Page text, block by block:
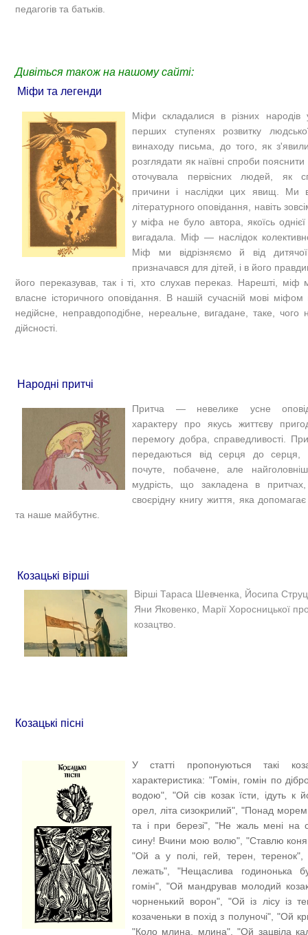
педагогів та батьків.
Дивіться також на нашому сайті:
Міфи та легенди
Міфи складалися в різних
перших ступенях розвитку
винаходу письма, до того, як
розглядати як наївні спроби
оточувала первісних людей, як
причини і наслідки цих явищ. Ми
літературного оповідання, навіть
у міфа не було автора, якоїсь
вигадала. Міф — наслідок
Міф ми відрізняємо й від
призначався для дітей, і в його
його переказував, так і ті, хто слухав переказ. Нарешті, міф
власне історичного оповідання. В нашій сучасній мові
недійсне, неправдоподібне, нереальне, вигадане, таке, чого
дійсності.
Народні притчі
Притча — невелике усне
характеру про якусь життєву
перемогу добра, cправедливості.
передаються від серця до серця,
почуте, побачене, але
мудрість, що закладена в
своєрідну книгу життя, яка
та наше майбутнє.
Козацькі вірші
Вірші Тараса Шевченка, Йосипа
Яни Яковенко, Марії Хоросницької про
козацтво.
Козацькі пісні
У статті пропонуються такі
характеристика: "Гомін, гомін по
водою", "Ой сів козак їсти, ідуть к
орел, літа сизокрилий", "Понад
та і при березі", "Не жаль мені на
сину! Вчини мою волю", "Ставлю
"Ой а у полі, гей, терен, теренок",
лежать", "Нещаслива годинонька
гомін", "Ой мандрував молодий
чорненький ворон", "Ой із лісу із
козаченьки в похід з полуночі", "Ой
"Коло млина, млина", "Ой зацвіла